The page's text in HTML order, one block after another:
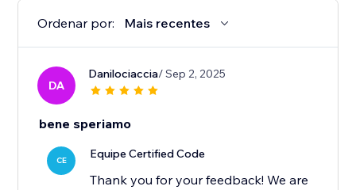
Ordenar por: Mais recentes
DA
Danilociaccia/ Sep 2, 2025
bene speriamo
CE Equipe Certified Code
Thank you for your feedback! We are